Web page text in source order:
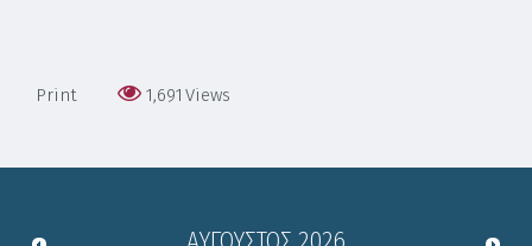
Print 1,691 Views